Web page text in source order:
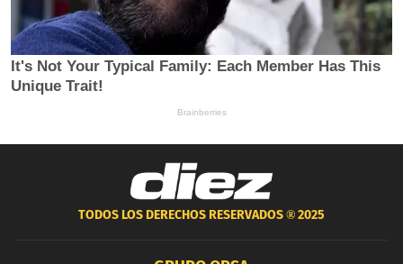
TODOS LOS DERECHOS RESERVADOS ®2025